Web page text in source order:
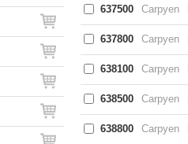
637500 Carpyen
637800 Carpyen
638100 Carpyen
638500 Carpyen
638800 Carpyen